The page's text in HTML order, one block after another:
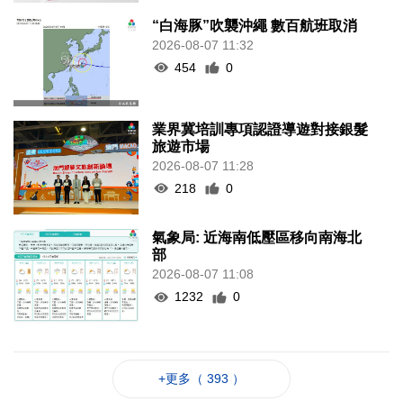
“白海豚”吹襲沖繩 數百航班取消
2026-08-07 11:32
454
0
業界冀培訓專項認證導遊對接銀髮
旅遊市場
2026-08-07 11:28
218
0
氣象局: 近海南低壓區移向南海北
部
2026-08-07 11:08
1232
0
+更多（ 393 ）